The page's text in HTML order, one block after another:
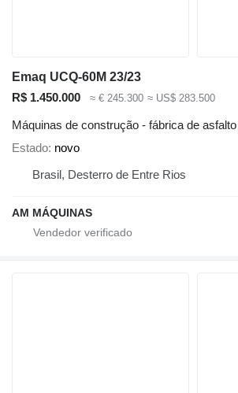
Emaq UCQ-60M 23/23
R$ 1.450.000
≈ € 245.300 ≈ US$ 283.500
Máquinas de construção - fábrica de asfalto
Estado novo
Brasil, Desterro de Entre Rios
AM MÁQUINAS